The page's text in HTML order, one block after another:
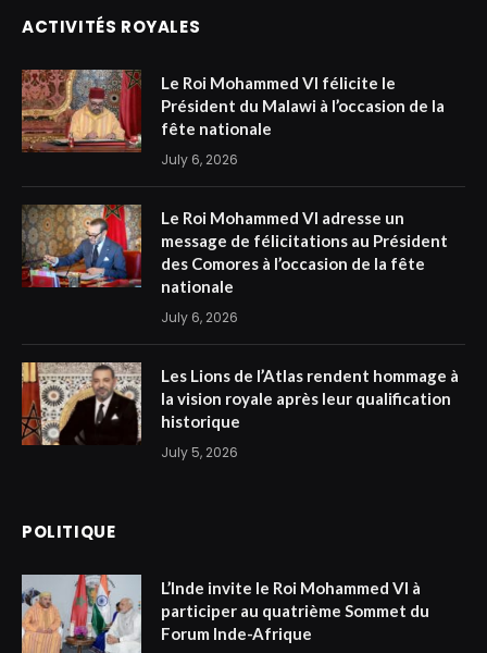
ACTIVITÉS ROYALES
Le Roi Mohammed VI félicite le
Président du Malawi à l’occasion de la
fête nationale
July 6, 2026
Le Roi Mohammed VI adresse un
message de félicitations au Président
des Comores à l’occasion de la fête
nationale
July 6, 2026
Les Lions de l’Atlas rendent hommage à
la vision royale après leur qualification
historique
July 5, 2026
POLITIQUE
L’Inde invite le Roi Mohammed VI à
participer au quatrième Sommet du
Forum Inde-Afrique